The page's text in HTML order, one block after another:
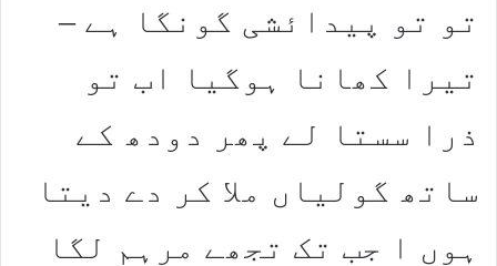
تو تو پیدائشی گونگا ہے –
تیرا کھانا ہوگیا اب تو
ذرا سستا لے پھر دودھ کے
ساتھ گولیاں ملا کر دے دیتا
ہوں ا جب تک تجھے مرہم لگا